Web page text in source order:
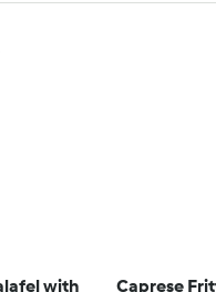
with Caprese